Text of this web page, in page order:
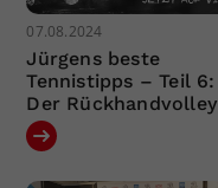
07.08.2024
Jürgens beste
Tennistipps – Teil 6:
Der Rückhandvolley